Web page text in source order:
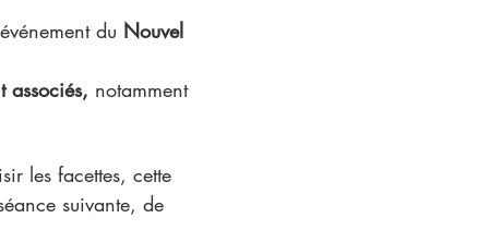
du Nouvel
associés, notamment
les facettes, cette
suivante, de